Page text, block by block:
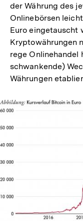
der Währung des
Onlinebörsen
Euro eingetauscht
Kryptowährungen
rege
schwankende)
Währungen